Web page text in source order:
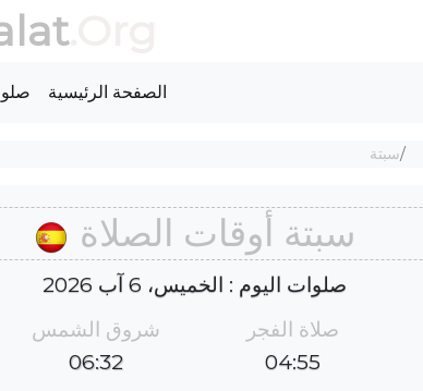
.Org
الصفحة الرئيسية
سبتة
سبتة أوقات الصلاة
صلوات اليوم : الخميس، 6 آب 2026
صلاة الفجر
04:55
شروق الشمس
06:32